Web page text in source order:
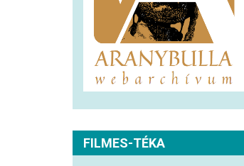
FILMES-TÉKA